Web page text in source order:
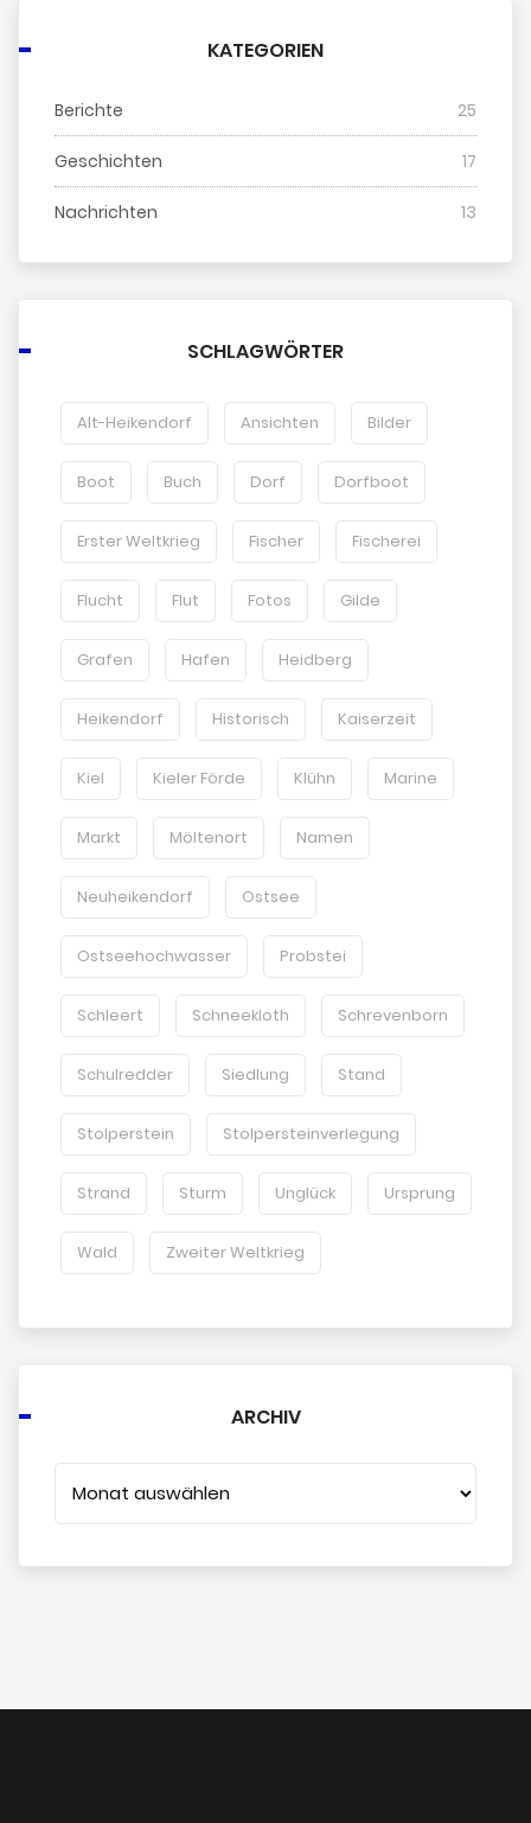
KATEGORIEN
Berichte 25
Geschichten 17
Nachrichten 13
SCHLAGWÖRTER
Alt-Heikendorf Ansichten Bilder
Boot Buch Dorf Dorfboot
Erster Weltkrieg Fischer Fischerei
Flucht Flut Fotos Gilde
Grafen Hafen Heidberg
Heikendorf Historisch Kaiserzeit
Kiel Kieler Förde Klühn Marine
Markt Möltenort Namen
Neuheikendorf Ostsee
Ostseehochwasser Probstei
Schleert Schneekloth Schrevenborn
Schulredder Siedlung Stand
Stolperstein Stolpersteinverlegung
Strand Sturm Unglück Ursprung
Wald Zweiter Weltkrieg
ARCHIV